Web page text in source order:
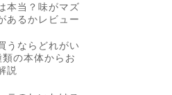
本当？味がマズ
あるかレビュー
うならどれがい
の本体からお
説